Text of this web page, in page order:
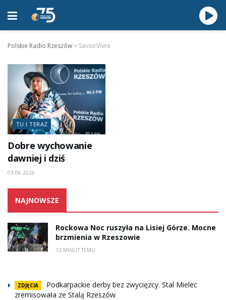
Polskie Radio Rzeszów > SavoirVivre
TU I TERAZ
Dobre wychowanie
dawniej i dziś
03.06.2026
NAJNOWSZE
Rockowa Noc ruszyła na Lisiej Górze. Mocne
brzmienia w Rzeszowie
13 MINUT TEMU
ZDJĘCIA
Podkarpackie derby bez zwycięzcy. Stal Mielec
zremisowała ze Stalą Rzeszów